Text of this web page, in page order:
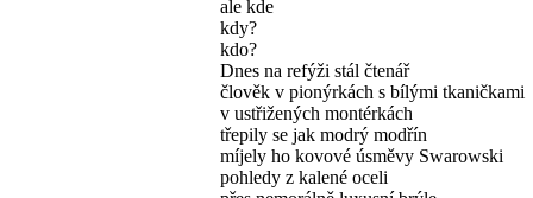
ale kde
kdy?
kdo?
Dnes na refýži stál čtenář
člověk v pionýrkách s bílými tkaničkami
v ustřižených montérkách
třepily se jak modrý modřín
míjely ho kovové úsměvy Swarowski
pohledy z kalené oceli